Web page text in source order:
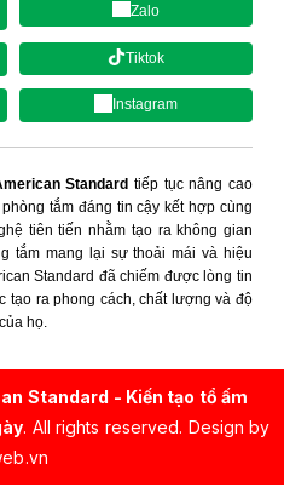
Zalo
Tiktok
Instagram
Standard tiếp tục nâng cao
tắm đáng tin cậy kết hợp cùng
tiên tiến nhằm tạo ra không gian
tắm mang lại sự thoải mái và hiệu
Standard đã chiếm được lòng tin
tạo ra phong cách, chất lượng và độ
họ.
Standard - Kiến tạo tổ ấm
. All rights reserved. Design by